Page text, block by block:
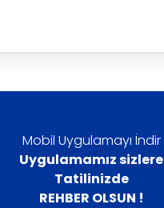
Mobil Uygulamayı İndir
Uygulamamız sizlere
Tatilinizde
REHBER OLSUN !